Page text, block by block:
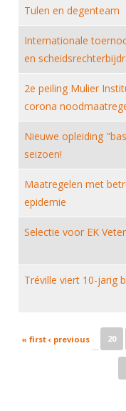
Geschiedenis van het
Tulen en degenteam
Internationale
en
2e peiling Mulier
corona
Nieuwe opleiding
seizoen!
Maatregelen met
epidemie
Selectie voor EK
Tréville viert 10-jarig
Pages
« first ‹ previous
…
20